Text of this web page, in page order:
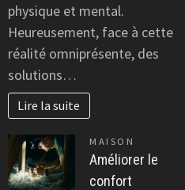
physique et mental.
Heureusement, face à cette
réalité omniprésente, des
solutions…
Lire la suite
MAISON
Améliorer le
confort